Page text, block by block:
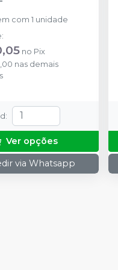
com 1 unidade
:
no Pix
nas demais
:
Ver opções
via Whatsapp